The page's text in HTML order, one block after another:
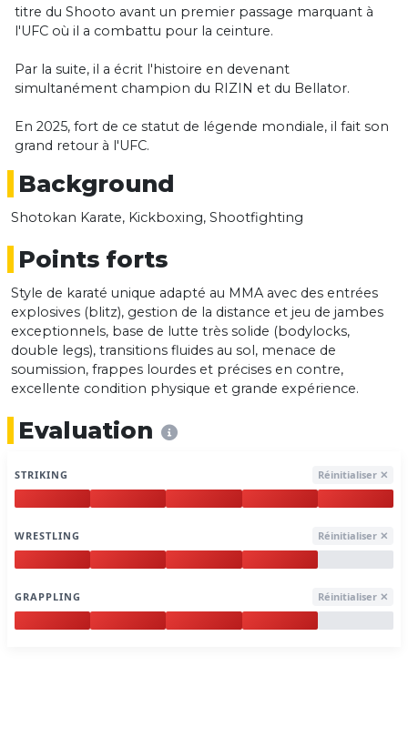
titre du Shooto avant un premier passage marquant à
l'UFC où il a combattu pour la ceinture.
Par la suite, il a écrit l'histoire en devenant
simultanément champion du RIZIN et du Bellator.
En 2025, fort de ce statut de légende mondiale, il fait son
grand retour à l'UFC.
Background
Shotokan Karate, Kickboxing, Shootfighting
Points forts
Style de karaté unique adapté au MMA avec des entrées
explosives (blitz), gestion de la distance et jeu de jambes
exceptionnels, base de lutte très solide (bodylocks,
double legs), transitions fluides au sol, menace de
soumission, frappes lourdes et précises en contre,
excellente condition physique et grande expérience.
Evaluation
STRIKING Réinitialiser ✕
WRESTLING Réinitialiser ✕
GRAPPLING Réinitialiser ✕